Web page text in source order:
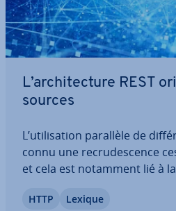
L’ar­chi­tec­ture REST
sources
L’uti­li­sa­tion parallèle de
connu une re­cru­des­cence
et cela est notamment lié à
de nombreux services Web
HTTP Lexique